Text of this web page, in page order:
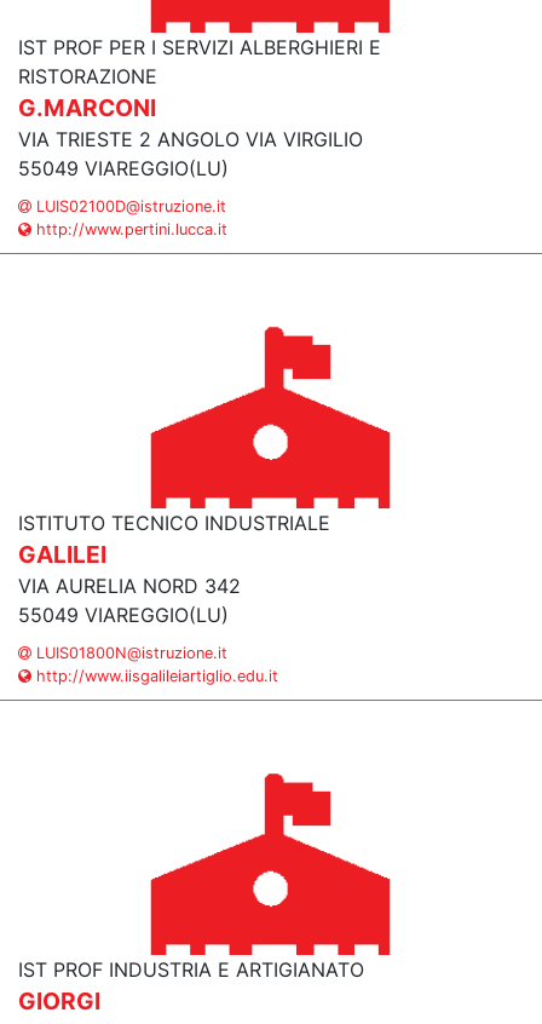
IST PROF PER I SERVIZI ALBERGHIERI E
RISTORAZIONE
G.MARCONI
VIA TRIESTE 2 ANGOLO VIA VIRGILIO
55049 VIAREGGIO(LU)
LUIS02100D@istruzione.it
http://www.pertini.lucca.it
ISTITUTO TECNICO INDUSTRIALE
GALILEI
VIA AURELIA NORD 342
55049 VIAREGGIO(LU)
LUIS01800N@istruzione.it
http://www.iisgalileiartiglio.edu.it
IST PROF INDUSTRIA E ARTIGIANATO
GIORGI